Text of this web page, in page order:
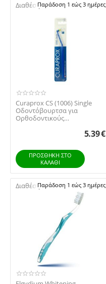
Διαθέσιμο:Παράδοση 1 εώς 3 ημέρες
Curaprox CS (1006) Single
Οδοντόβουρτσα για
Ορθοδοντικούς
5.39€
ΠΡΟΣΘΉΚΗ ΣΤΟ
ΚΑΛΆΘΙ
Διαθέσιμο:Παράδοση 1 εώς 3 ημέρες